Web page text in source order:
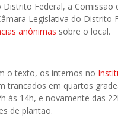
Distrito Federal, a Comissão
Legislativa do Distrito
anônimas sobre o local.
o texto, os internos no
trancados em quartos
às 14h, e novamente das
de plantão.